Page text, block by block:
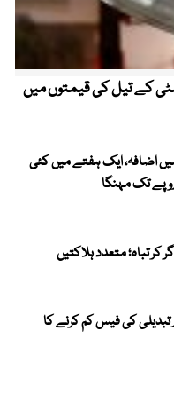
مٹی کے تیل کی قیمتوں میں
اضافہ، ایک ہفتے میں کئی
تبدیلی کی فیس کم کرنے کا